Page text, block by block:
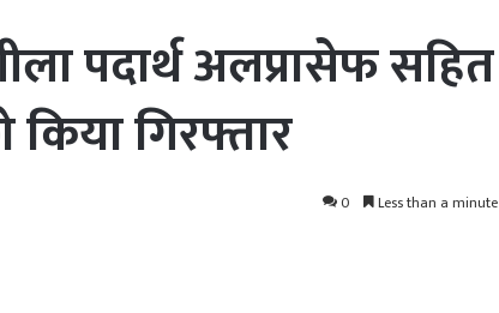
पदार्थ अलप्रासेफ सहित
गिरफ्तार
0 Less than a minute